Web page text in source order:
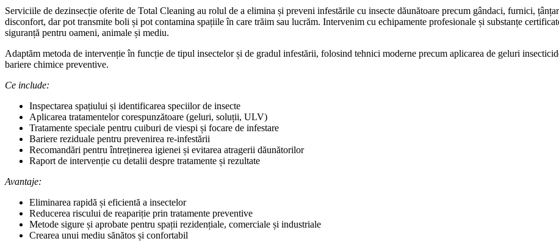
Serviciile de dezinsecție oferite de Total Cleaning au rolul de a elimina și preveni infestările cu insecte dăunătoare precum gândaci, furnici,
disconfort, dar pot transmite boli și pot contamina spațiile în care trăim sau lucrăm. Intervenim cu echipamente profesionale și substanțe
siguranță pentru oameni, animale și mediu.
Adaptăm metoda de intervenție în funcție de tipul insectelor și de gradul infestării, folosind tehnici moderne precum aplicarea de geluri
bariere chimice preventive.
Ce include:
Inspectarea spațiului și identificarea speciilor de insecte
Aplicarea tratamentelor corespunzătoare (geluri, soluții, ULV)
Tratamente speciale pentru cuiburi de viespi și focare de infestare
Bariere reziduale pentru prevenirea re-infestării
Recomandări pentru întreținerea igienei și evitarea atragerii dăunătorilor
Raport de intervenție cu detalii despre tratamente și rezultate
Avantaje:
Eliminarea rapidă și eficientă a insectelor
Reducerea riscului de reapariție prin tratamente preventive
Metode sigure și aprobate pentru spații rezidențiale, comerciale și industriale
Crearea unui mediu sănătos și confortabil